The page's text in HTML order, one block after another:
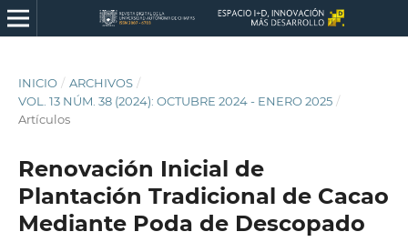
INICIO / ARCHIVOS /
VOL. 13 NÚM. 38 (2024): OCTUBRE 2024 - ENERO 2025 /
Artículos
Renovación Inicial de
Plantación Tradicional de Cacao
Mediante Poda de Descopado